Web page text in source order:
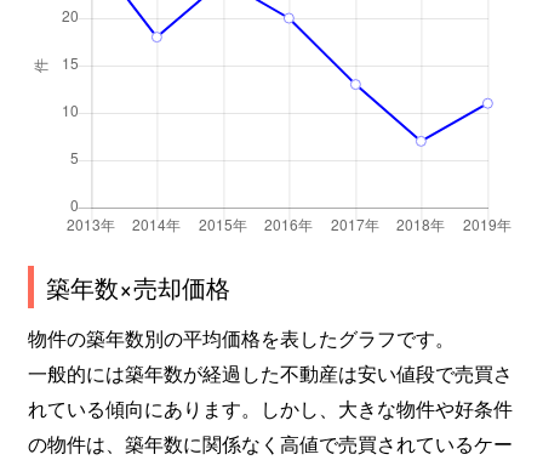
築年数×売却価格
物件の築年数別の平均価格を表したグラフです。
一般的には築年数が経過した不動産は安い値段で売買さ
れている傾向にあります。しかし、大きな物件や好条件
の物件は、築年数に関係なく高値で売買されているケー